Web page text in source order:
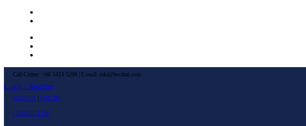
Call Center: +66 3424 5299 | E-mail: mkt@becthai.com
Login / Register
SIGN UP LOG IN
CONTACT US